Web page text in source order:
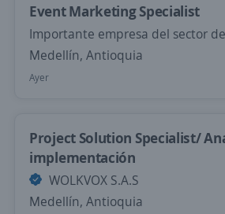
Event Marketing Specialist
Importante empresa del sector
Medellín, Antioquia
Ayer
Project Solution Specialist/
implementación
WOLKVOX S.A.S
Medellín, Antioquia